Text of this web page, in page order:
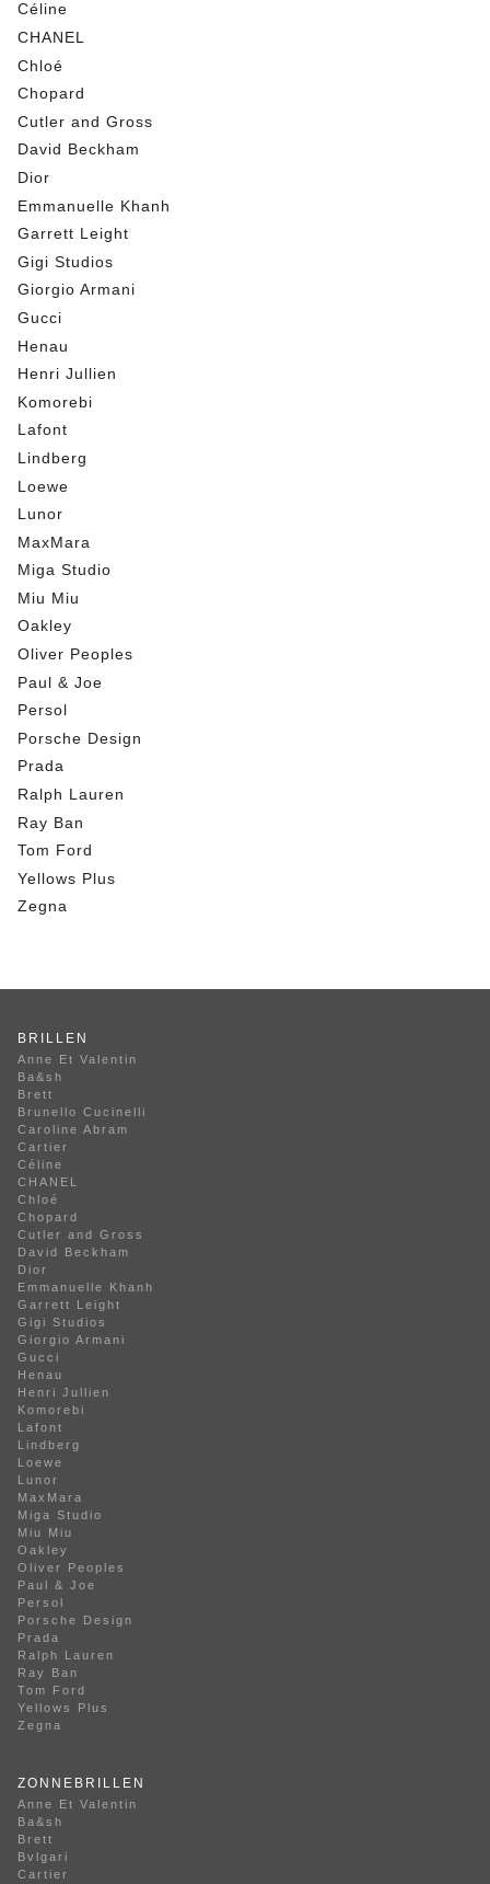
Céline
CHANEL
Chloé
Chopard
Cutler and Gross
David Beckham
Dior
Emmanuelle Khanh
Garrett Leight
Gigi Studios
Giorgio Armani
Gucci
Henau
Henri Jullien
Komorebi
Lafont
Lindberg
Loewe
Lunor
MaxMara
Miga Studio
Miu Miu
Oakley
Oliver Peoples
Paul & Joe
Persol
Porsche Design
Prada
Ralph Lauren
Ray Ban
Tom Ford
Yellows Plus
Zegna
BRILLEN
Anne Et Valentin
Ba&sh
Brett
Brunello Cucinelli
Caroline Abram
Cartier
Céline
CHANEL
Chloé
Chopard
Cutler and Gross
David Beckham
Dior
Emmanuelle Khanh
Garrett Leight
Gigi Studios
Giorgio Armani
Gucci
Henau
Henri Jullien
Komorebi
Lafont
Lindberg
Loewe
Lunor
MaxMara
Miga Studio
Miu Miu
Oakley
Oliver Peoples
Paul & Joe
Persol
Porsche Design
Prada
Ralph Lauren
Ray Ban
Tom Ford
Yellows Plus
Zegna
ZONNEBRILLEN
Anne Et Valentin
Ba&sh
Brett
Bvlgari
Cartier